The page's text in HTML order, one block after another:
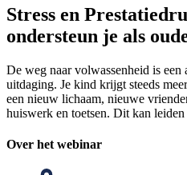
Stress en
ondersteun je als
De weg naar volwassenheid is een
uitdaging. Je kind krijgt steeds
een nieuw lichaam, nieuwe
huiswerk en toetsen. Dit kan leiden
Over het webinar